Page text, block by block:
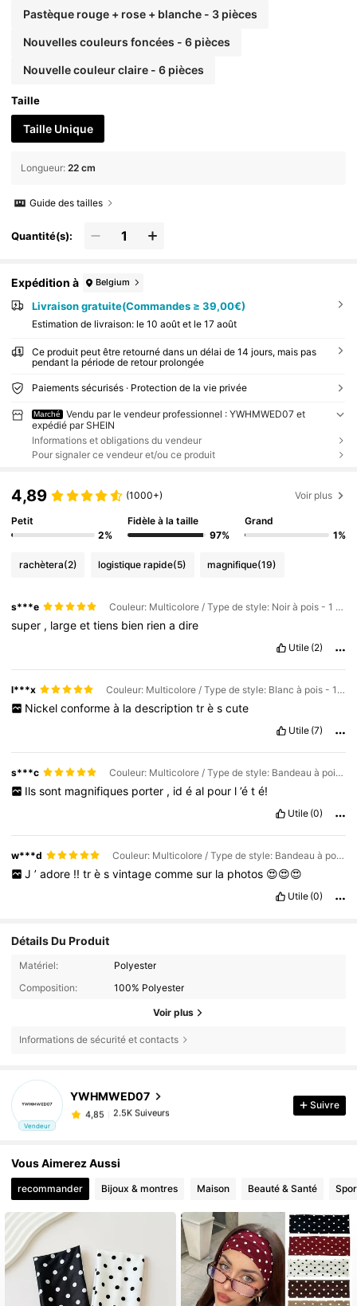
Pastèque rouge + rose + blanche - 3 pièces
Nouvelles couleurs foncées - 6 pièces
Nouvelle couleur claire - 6 pièces
Taille
Taille Unique
Longueur: 22 cm
Guide des tailles
Quantité(s):
Expédition à Belgium
Livraison gratuite(Commandes ≥ 39,00€)
Estimation de livraison: le 10 août et le 17 août
Ce produit peut être retourné dans un délai de 14 jours, mais pas
pendant la période de retour prolongée
Paiements sécurisés · Protection de la vie privée
Marché
Vendu par le vendeur professionnel : YWHMWED07 et
expédié par SHEIN
Informations et obligations du vendeur
Pour signaler ce vendeur et/ou ce produit
4,89 (1000+) Voir plus
Petit
2%
Fidèle à la taille
97%
Grand
1%
rachètera(2) logistique rapide(5) magnifique(19)
s***e Couleur: Multicolore / Type de style: Noir à pois - 1 pièce / Taille: Taille Unique
super , largeettiens bien rienadire
Utile (2)
l***x Couleur: Multicolore / Type de style: Blanc à pois - 1 pièce / Taille: Taille Unique
Nickel conforme à la description tr è s cute
Utile (7)
s***c Couleur: Multicolore / Type de style: Bandeau à pois - 3 pièces / Taille: Taille Unique
Ils sont magnifiques porter , id é al pour l ’é t é!
Utile (0)
w***d Couleur: Multicolore / Type de style: Bandeau à pois - 3 pièces / Taille: Taille Unique
J ’ adore !! tr è s vintage comme sur la photos 😍😍😍
Utile (0)
Détails Du Produit
Matériel:
Polyester
Composition:
100% Polyester
Voir plus
Informations de sécurité et contacts
Vendeur
YWHMWED07
4,85
2.5K Suiveurs
i***8
est en train de naviguer
Suivre
Vous Aimerez Aussi
recommander Bijoux & montres Maison Beauté & Santé